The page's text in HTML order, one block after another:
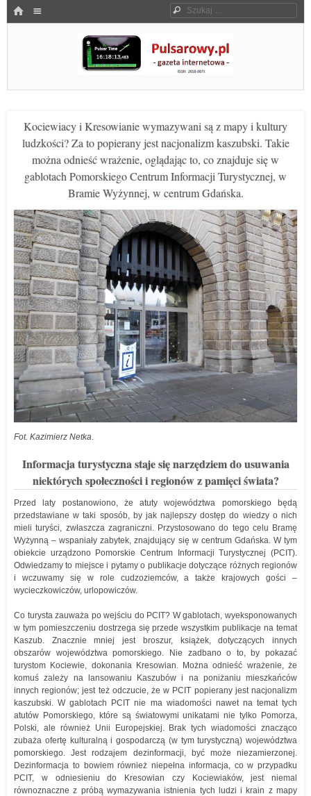
HOME Szukaj
Pulsarowy.pl
Kociewiacy i Kresowianie wymazywani są z mapy i kultury
ludzkości? Za to popierany jest nacjonalizm kaszubski. Takie
można odnieść wrażenie, oglądając to, co znajduje się w
gablotach Pomorskiego Centrum Informacji Turystycznej, w
Bramie Wyżynnej, w centrum Gdańska.
Fot. Kazimierz Netka.
Informacja turystyczna staje się narzędziem do usuwania
niektórych społeczności i regionów z pamięci świata?
Przed laty postanowiono, że atuty województwa pomorskiego będą
przedstawiane w taki sposób, by jak najlepszy dostęp do wiedzy o nich
mieli turyści, zwłaszcza zagraniczni. Przystosowano do tego celu Bramę
Wyżynną – wspaniały zabytek, znajdujący się w centrum Gdańska. W tym
obiekcie urządzono Pomorskie Centrum Informacji Turystycznej (PCIT).
Odwiedzamy to miejsce i pytamy o publikacje dotyczące różnych regionów
i wczuwamy się w role cudzoziemców, a także krajowych gości –
wycieczkowiczów, urlopowiczów.
Co turysta zauważa po wejściu do PCIT? W gablotach, wyeksponowanych
w tym pomieszczeniu dostrzega się przede wszystkim publikacje na temat
Kaszub. Znacznie mniej jest broszur, książek, dotyczących innych
obszarów województwa pomorskiego. Nie zadbano o to, by pokazać
turystom Kociewie, dokonania Kresowian. Można odnieść wrażenie, że
komuś zależy na lansowaniu Kaszubów i na poniżaniu mieszkańców
innych regionów; jest też odczucie, że w PCIT popierany jest nacjonalizm
kaszubski. W gablotach PCIT nie ma wiadomości nawet na temat tych
atutów Pomorskiego, które są światowymi unikatami nie tylko Pomorza,
Polski, ale również Unii Europejskiej. Brak tych wiadomości znacząco
zubaża ofertę kulturalną i gospodarczą (w tym turystyczną) województwa
pomorskiego. Jest rodzajem dezinformacji, być może niezamierzonej.
Dezinformacja to bowiem również niepełna informacja, co w przypadku
PCIT, w odniesieniu do Kresowian czy Kociewiaków, jest niemal
równoznaczne z próbą wymazywania istnienia tych ludzi i krain z mapy